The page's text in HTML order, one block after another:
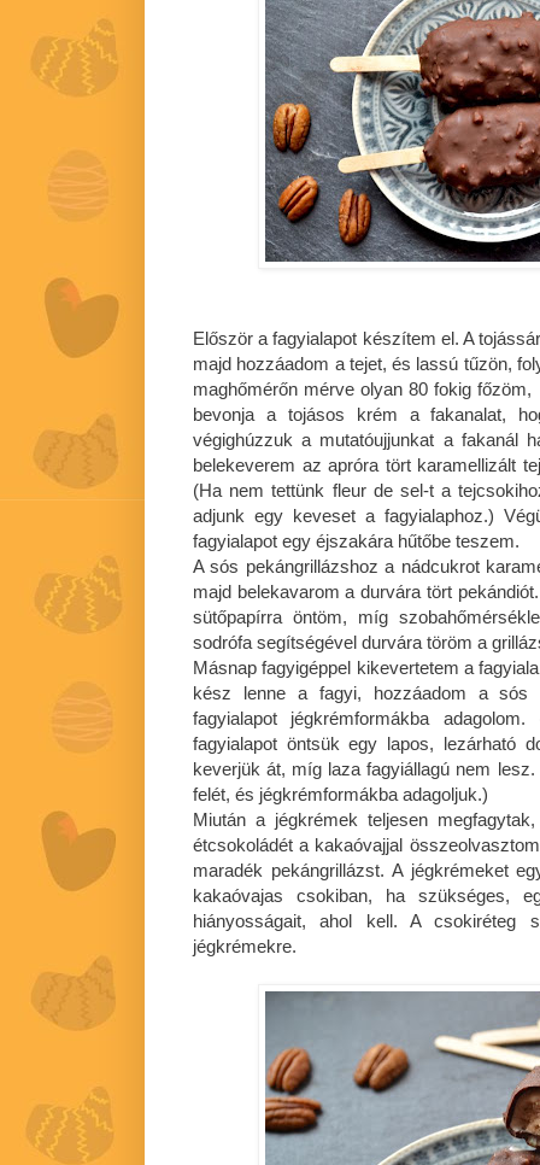
Először a fagyialapot készítem el. A
majd hozzáadom a tejet, és lassú tűzön,
maghőmérőn mérve olyan 80 fokig
bevonja a tojásos krém a fakanalat,
végighúzzuk a mutatóujjunkat a fakanál
belekeverem az apróra tört karamellizált
(Ha nem tettünk fleur de sel-t a
adjunk egy keveset a fagyialaphoz.)
fagyialapot egy éjszakára hűtőbe teszem.
A sós pekángrillázshoz a nádcukrot
majd belekavarom a durvára tört
sütőpapírra öntöm, míg
sodrófa segítségével durvára töröm a
Másnap fagyigéppel kikevertetem a
kész lenne a fagyi, hozzáadom a sós
fagyialapot jégkrémformákba
fagyialapot öntsük egy lapos, lezárható
keverjük át, míg laza fagyiállagú nem
felét, és jégkrémformákba adagoljuk.)
Miután a jégkrémek teljesen
étcsokoládét a kakaóvajjal
maradék pekángrillázst. A jégkrémeket
kakaóvajas csokiban, ha szükséges,
hiányosságait, ahol kell. A csokiréteg
jégkrémekre.